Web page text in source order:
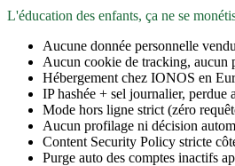
L'éducation des enfants, ça ne se
Aucune donnée personnelle
Aucun cookie de tracking, aucun
Hébergement chez IONOS en
IP hashée + sel journalier, perdue
Mode hors ligne strict (zéro
Aucun profilage ni décision
Content Security Policy stricte
Purge auto des comptes inactifs